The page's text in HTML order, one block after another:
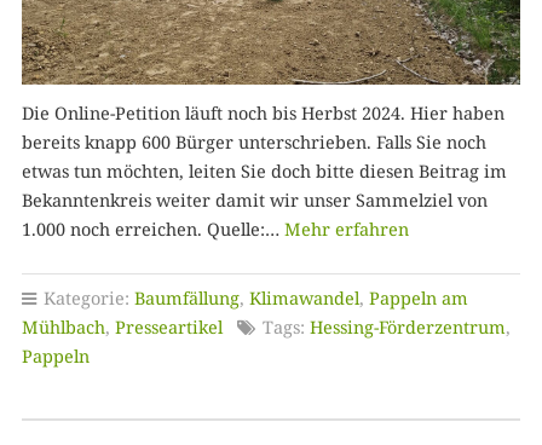
Die Online-Petition läuft noch bis Herbst 2024. Hier haben
bereits knapp 600 Bürger unterschrieben. Falls Sie noch
etwas tun möchten, leiten Sie doch bitte diesen Beitrag im
Bekanntenkreis weiter damit wir unser Sammelziel von
1.000 noch erreichen. Quelle:… Mehr erfahren
Kategorie: Baumfällung, Klimawandel, Pappeln am
Mühlbach, Presseartikel Tags: Hessing-Förderzentrum,
Pappeln